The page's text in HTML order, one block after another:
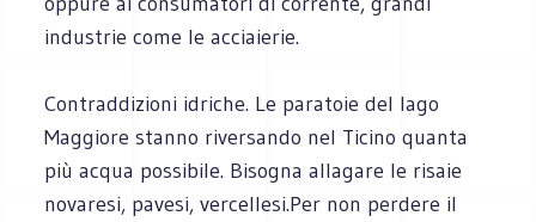
industrie come le acciaierie.
Contraddizioni idriche. Le paratoie del lago
Maggiore stanno riversando nel Ticino quanta
più acqua possibile. Bisogna allagare le risaie
novaresi, pavesi, vercellesi.Per non perdere il